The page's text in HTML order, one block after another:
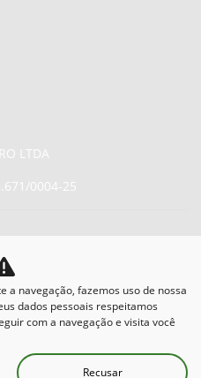
LTDA
0004-25
a navegação, fazemos uso de nossa
dados pessoais respeitamos
com a navegação e visita você
Recusar